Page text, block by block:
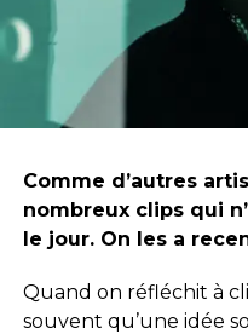
Comme d’autres
nombreux clips qui
le jour. On les a
Quand on réfléchit à
souvent qu’une idée